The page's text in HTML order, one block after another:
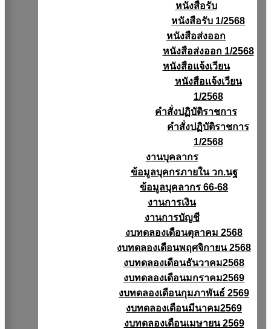
หนังสือรับ
หนังสือรับ 1/2568
หนังสือส่งออก
หนังสือส่งออก 1/2568
หนังสือแจ้งเวียน
หนังสือเเจ้งเวียน
1/2568
คำสั่งปฏิบัติราชการ
คำสั่งปฏิบัติราชการ
1/2568
งานบุคลากร
ข้อมูลบุคกรภายใน วก.นฐ
ข้อมูลบุคลากร 66-68
งานการเงิน
งานการบัญชี
งบทดลองเดือนตุลาคม 2568
งบทดลองเดือนพฤศจิกายน 2568
งบทดลองเดือนธันวาคม2568
งบทดลองเดือนมกราคม2569
งบทดลองเดือนกุมภาพันธ์ 2569
งบทดลองเดือนมีนาคม2569
งบทดลองเดือนเมษายน 2569